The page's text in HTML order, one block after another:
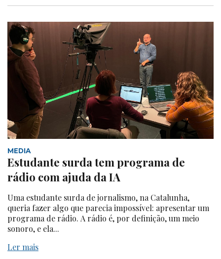
MEDIA
Estudante surda tem programa de
rádio com ajuda da IA
Uma estudante surda de jornalismo, na Catalunha,
queria fazer algo que parecia impossível: apresentar um
programa de rádio. A rádio é, por definição, um meio
sonoro, e ela...
Ler mais